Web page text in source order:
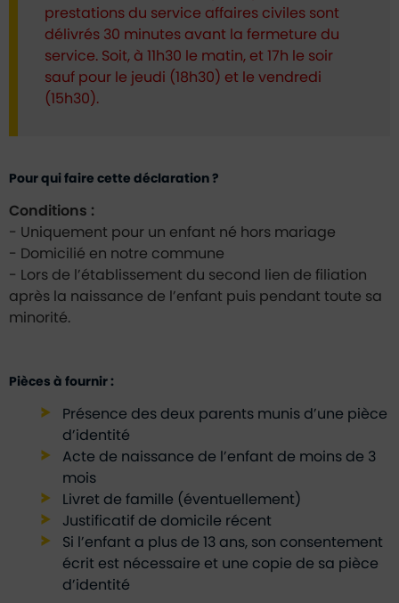
prestations du service affaires civiles sont
délivrés 30 minutes avant la fermeture du
service. Soit, à 11h30 le matin, et 17h le soir
sauf pour le jeudi (18h30) et le vendredi
(15h30).
Pour qui faire cette déclaration ?
Conditions :
- Uniquement pour un enfant né hors mariage
- Domicilié en notre commune
- Lors de l’établissement du second lien de filiation
après la naissance de l’enfant puis pendant toute sa
minorité.
Pièces à fournir :
Présence des deux parents munis d’une pièce
d’identité
Acte de naissance de l’enfant de moins de 3
mois
Livret de famille (éventuellement)
Justificatif de domicile récent
Si l’enfant a plus de 13 ans, son consentement
écrit est nécessaire et une copie de sa pièce
d’identité